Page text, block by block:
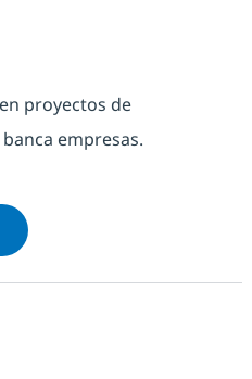
proyectos de
empresas.